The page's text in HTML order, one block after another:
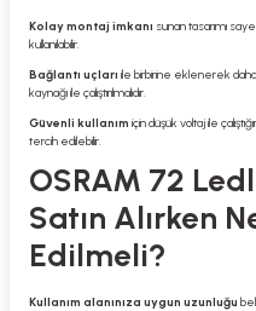
Kolay montaj imkanı sunan tasarımı
kullanılabilir.
Bağlantı uçları ile birbirine eklenerek daha
kaynağı ile çalıştırılmalıdır.
Güvenli kullanım için düşük voltaj ile
tercih edilebilir.
OSRAM 72
Satın Alırken
Edilmeli?
Kullanım alanınıza uygun uzunluğu